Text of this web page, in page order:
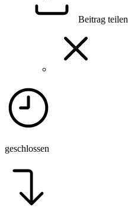
Beitrag teilen
geschlossen